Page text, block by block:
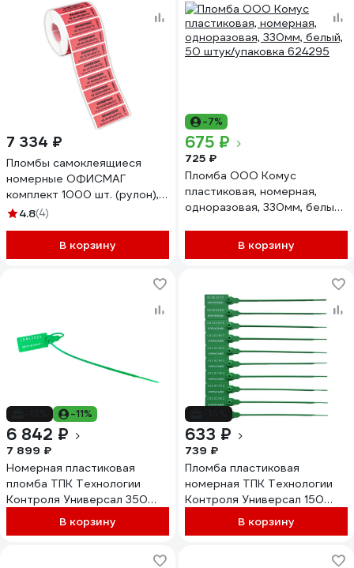
7 334 ₽
Пломбы самоклеящиеся
номерные ОФИСМАГ
комплект 1000 шт. (рулон),
длина 66 мм, ширина 22 мм,
4.8(4)
В корзину
-7%
675 ₽
725 ₽
Пломба ООО Комус
пластиковая, номерная,
одноразовая, 330мм, белый,
В корзину
-11%
6 842 ₽
7 899 ₽
Номерная пластиковая
пломба ТПК Технологии
Контроля Универсал 350
(Цвет:зеленый) 1000 шт.
В корзину
633 ₽
739 ₽
Пломба пластиковая
номерная ТПК Технологии
Контроля Универсал 150
(цвет: зеленый) 100 шт
В корзину